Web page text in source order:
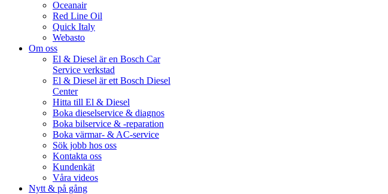
Oceanair
Red Line Oil
Quick Italy
Webasto
Om oss
El & Diesel är en Bosch Car
Service verkstad
El & Diesel är ett Bosch Diesel
Center
Hitta till El & Diesel
Boka dieselservice & diagnos
Boka bilservice & -reparation
Boka värmar- & AC-service
Sök jobb hos oss
Kontakta oss
Kundenkät
Våra videos
Nytt & på gång